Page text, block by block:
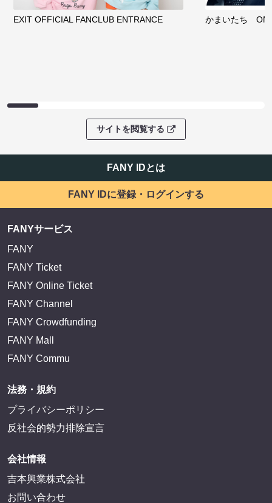
EXIT OFFICIAL FANCLUB ENTRANCE かまいたち
サイトを閲覧する
FANY IDとは
FANY IDに登録・ログインする
FANYサービス
FANY
FANY Ticket
FANY Online Ticket
FANY Channel
FANY Crowdfunding
FANY Mall
FANY Commu
法務・規約
プライバシーポリシー
反社会的勢力排除宣言
会社情報
吉本興業株式会社
お問い合わせ